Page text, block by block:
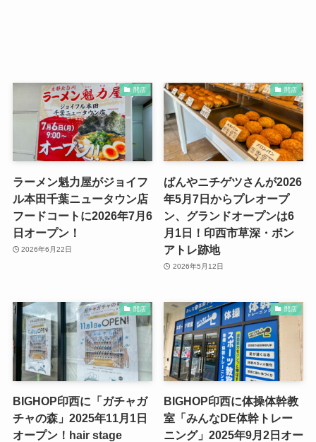
開店
ラーメン魁力屋がジョイフ
ル本田千葉ニュータウン店
フードコートに2026年7月6
日オープン！
2026年6月22日
開店
ぱんやニチゲツさんが2026
年5月7日からプレオープ
ン、グランドオープンは6
月1日！印西市草深・ボン
アトレ跡地
2026年5月12日
開店
BIGHOP印西に「ガチャガ
チャの森」2025年11月1日
オープン！hair stage
開店
BIGHOP印西に体操体幹教
室「みんなDE体幹トレー
ニング」2025年9月2日オー